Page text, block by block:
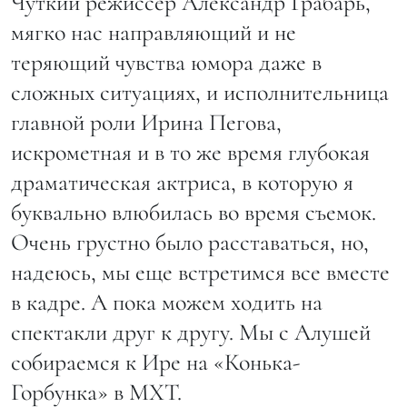
мягко нас направляющий и не
теряющий чувства юмора даже в
сложных ситуациях, и исполнительница
главной роли Ирина Пегова,
искрометная и в то же время глубокая
драматическая актриса, в которую я
буквально влюбилась во время съемок.
Очень грустно было расставаться, но,
надеюсь, мы еще встретимся все вместе
в кадре. А пока можем ходить на
спектакли друг к другу. Мы с Алушей
собираемся к Ире на «Конька-
Горбунка» в МХТ.